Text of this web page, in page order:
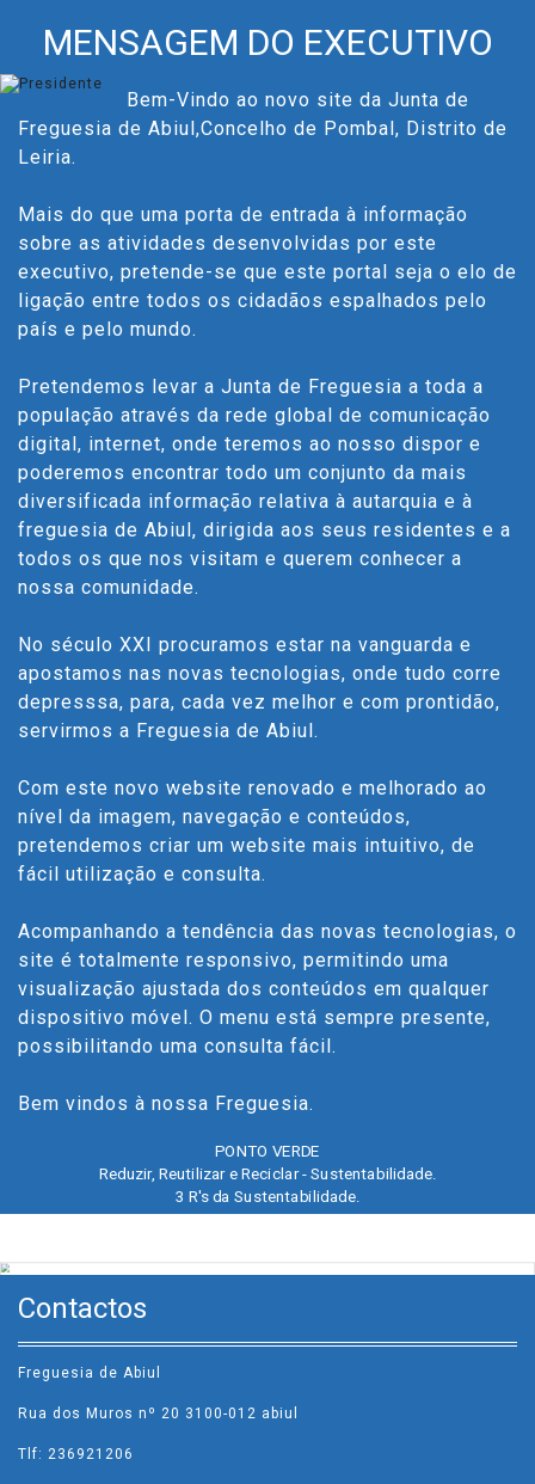
MENSAGEM DO EXECUTIVO
Bem-Vindo ao novo site da Junta de
Freguesia de Abiul,Concelho de Pombal, Distrito de
Leiria.
Mais do que uma porta de entrada à informação
sobre as atividades desenvolvidas por este
executivo, pretende-se que este portal seja o elo de
ligação entre todos os cidadãos espalhados pelo
país e pelo mundo.
Pretendemos levar a Junta de Freguesia a toda a
população através da rede global de comunicação
digital, internet, onde teremos ao nosso dispor e
poderemos encontrar todo um conjunto da mais
diversificada informação relativa à autarquia e à
freguesia de Abiul, dirigida aos seus residentes e a
todos os que nos visitam e querem conhecer a
nossa comunidade.
No século XXI procuramos estar na vanguarda e
apostamos nas novas tecnologias, onde tudo corre
depresssa, para, cada vez melhor e com prontidão,
servirmos a Freguesia de Abiul.
Com este novo website renovado e melhorado ao
nível da imagem, navegação e conteúdos,
pretendemos criar um website mais intuitivo, de
fácil utilização e consulta.
Acompanhando a tendência das novas tecnologias, o
site é totalmente responsivo, permitindo uma
visualização ajustada dos conteúdos em qualquer
dispositivo móvel. O menu está sempre presente,
possibilitando uma consulta fácil.
Bem vindos à nossa Freguesia.
PONTO VERDE
Reduzir, Reutilizar e Reciclar - Sustentabilidade.
3 R's da Sustentabilidade.
Contactos
Freguesia de Abiul
Rua dos Muros nº 20 3100-012 abiul
Tlf: 236921206